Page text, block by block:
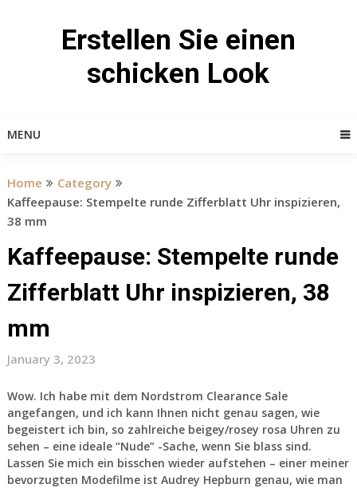
Erstellen Sie einen
schicken Look
MENU
Home
Category
Kaffeepause: Stempelte runde Zifferblatt Uhr inspizieren,
38 mm
Kaffeepause: Stempelte runde
Zifferblatt Uhr inspizieren, 38
mm
January 3, 2023
Wow. Ich habe mit dem Nordstrom Clearance Sale
angefangen, und ich kann Ihnen nicht genau sagen, wie
begeistert ich bin, so zahlreiche beigey/rosey rosa Uhren zu
sehen – eine ideale “Nude” -Sache, wenn Sie blass sind.
Lassen Sie mich ein bisschen wieder aufstehen – einer meiner
bevorzugten Modefilme ist Audrey Hepburn genau, wie man